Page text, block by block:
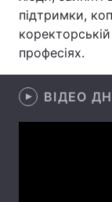
Відео з Youtube
Інтерв'ю
Архів
підтримки,
професіях.
ВІДЕО